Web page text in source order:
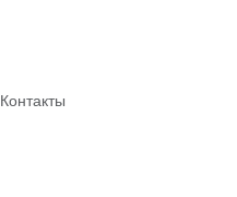
Контакты